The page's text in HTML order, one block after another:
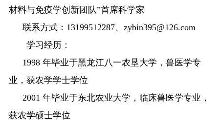
材料与免疫学创新团队”首席科学家
联系方式： 13199512287、 zybin395@126.com
学习经历：
1998 年毕业于黑龙江八一农垦大学，兽医学专
业，获农学学士学位
2001 年毕业于东北农业大学，临床兽医学专业，
获农学硕士学位